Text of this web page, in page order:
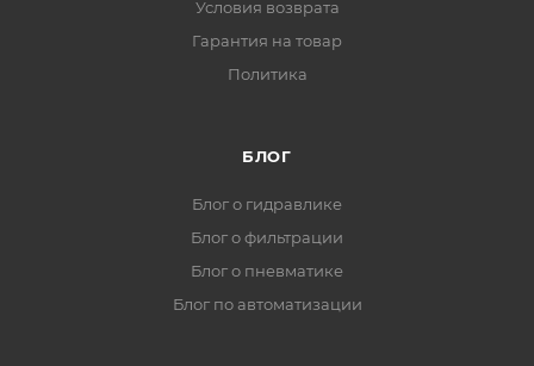
Условия возврата
Гарантия на товар
Политика
БЛОГ
Блог о гидравлике
Блог о фильтрации
Блог о пневматике
Блог по автоматизации